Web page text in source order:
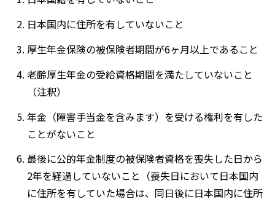
日本国内に住所を有していないこと
厚生年金保険の被保険者期間が6ヶ月以上であること
老齢厚生年金の受給資格期間を満たしていないこと
（注釈）
年金（障害手当金を含みます）を受ける権利を有した
ことがないこと
最後に公的年金制度の被保険者資格を喪失した日から
2年を経過していないこと（喪失日において日本国内
に住所を有していた場合は、同日後に日本国内に住所